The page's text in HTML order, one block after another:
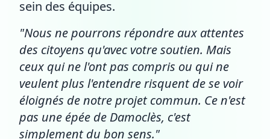
sein des équipes.
"Nous ne pourrons répondre aux attentes
des citoyens qu'avec votre soutien. Mais
ceux qui ne l'ont pas compris ou qui ne
veulent plus l'entendre risquent de se voir
éloignés de notre projet commun. Ce n'est
pas une épée de Damoclès, c'est
simplement du bon sens."